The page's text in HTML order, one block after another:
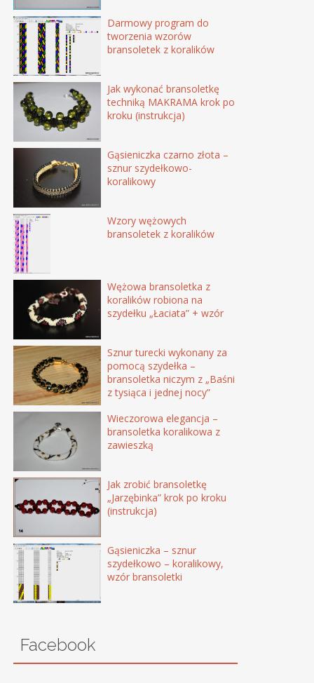
Darmowy program do
tworzenia wzorów
bransoletek z koralików
Jak wykonać bransoletkę
techniką MAKRAMA krok po
kroku (instrukcja)
Gąsieniczka czarno złota –
sznur szydełkowo-
koralikowy
Wzory wężowych
bransoletek z koralików
Wężowa bransoletka z
koralików robiona na
szydełku „Łaciata” + wzór
Sznur turecki wykonany za
pomocą szydełka –
bransoletka niczym z „Baśni
z tysiąca i jednej nocy”
Wieczorowa elegancja –
bransoletka koralikowa z
zawieszką
Jak zrobić bransoletkę
„Jarzębinka” krok po kroku
(instrukcja)
Gąsieniczka – sznur
szydełkowo – koralikowy,
wzór bransoletki
Facebook